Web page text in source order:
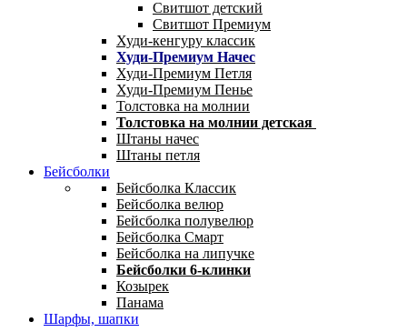
Свитшот детский
Свитшот Премиум
Худи-кенгуру классик
Худи-Премиум Начес
Худи-Премиум Петля
Худи-Премиум Пенье
Толстовка на молнии
Толстовка на молнии детская
Штаны начес
Штаны петля
Бейсболки
Бейсболка Классик
Бейсболка велюр
Бейсболка полувелюр
Бейсболка Смарт
Бейсболка на липучке
Бейсболки 6-клинки
Козырек
Панама
Шарфы, шапки